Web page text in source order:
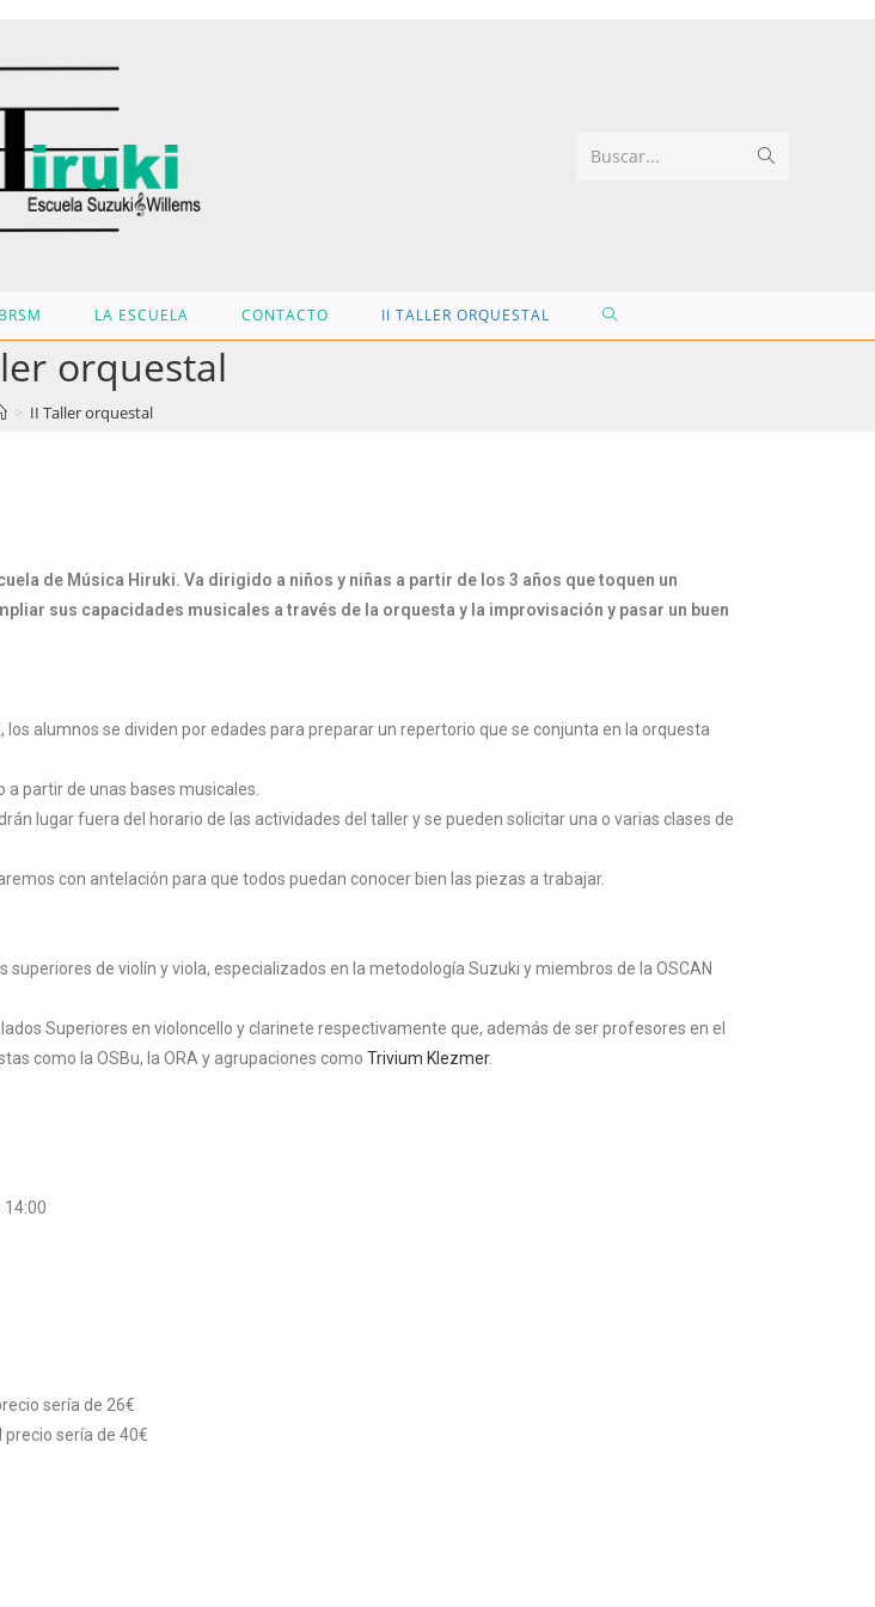
Buscar...
LA ESCUELA CONTACTO II TALLER ORQUESTAL
orquestal
> II Taller orquestal
de Música Hiruki. Va dirigido a niños y niñas a partir de los 3 años que toquen un
sus capacidades musicales a través de la orquesta y la improvisación y pasar un buen
alumnos se dividen por edades para preparar un repertorio que se conjunta en la orquesta
partir de unas bases musicales.
lugar fuera del horario de las actividades del taller y se pueden solicitar una o varias clases de
con antelación para que todos puedan conocer bien las piezas a trabajar.
de violín y viola, especializados en la metodología Suzuki y miembros de la OSCAN
Superiores en violoncello y clarinete respectivamente que, además de ser profesores en el
como la OSBu, la ORA y agrupaciones como Trivium Klezmer.
14:00
sería de 26€
precio sería de 40€